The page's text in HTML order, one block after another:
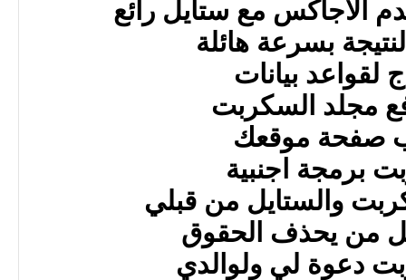
الاجاكس مع ستايل رائع
بسرعة هائلة
لقواعد بيانات
مجلد السكربت
صفحة موقعك
برمجة اجنبية
والستايل من قبلي
من يحذف الحقوق
دعوة لي ولوالدي